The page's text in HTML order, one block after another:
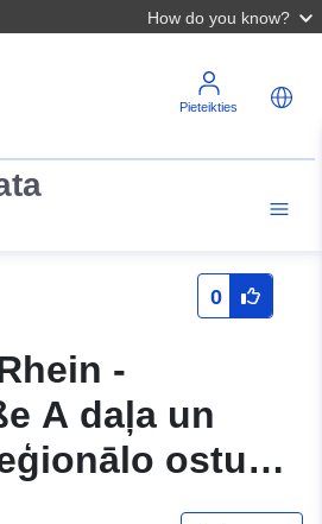
How do you know?
Pieteikties
0
-
A daļa un
ostu